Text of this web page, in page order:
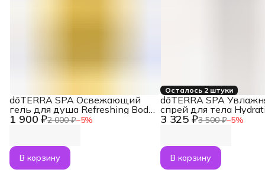
1 900 ₽2 000 ₽−5%
dōTERRA SPA Освежающий
гель для душа Refreshing Body
Wash, 250 мл
В корзину
Осталось 2 штуки
3 325 ₽3 500 ₽−5%
dōTERRA SPA
спрей для тела
Mist, 125 мл
В корзину